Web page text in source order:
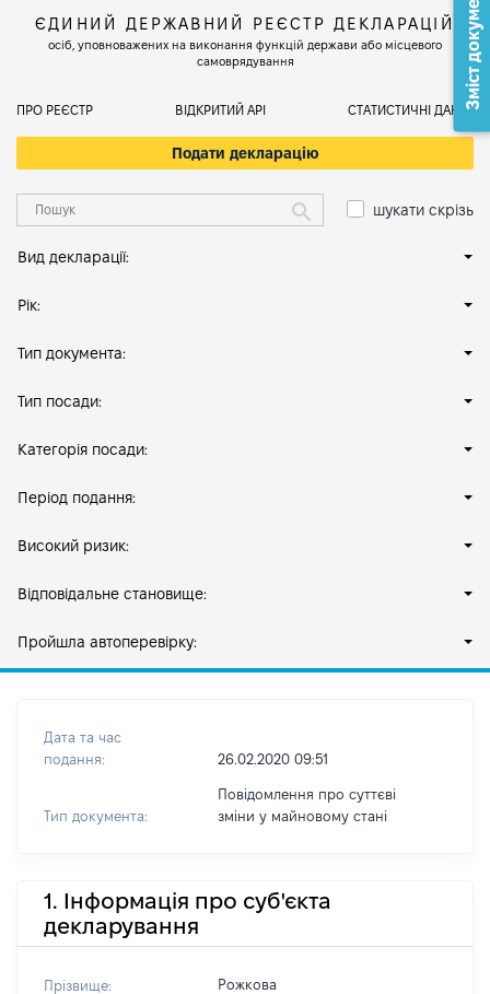
ЄДИНИЙ ДЕРЖАВНИЙ РЕЄСТР ДЕКЛАРАЦІЙ
осіб, уповноважених на виконання функцій держави або місцевого
самоврядування
ПРО РЕЄСТР ВІДКРИТИЙ АРІ СТАТИСТИЧНІ ДАНІ
Подати декларацію
шукати скрізь
Вид декларації:
Рік:
Тип документа:
Тип посади:
Категорія посади:
Період подання:
Високий ризик:
Відповідальне становище:
Пройшла автоперевірку:
Дата та час
подання:
26.02.2020 09:51
Тип документа:
Повідомлення про суттєві
зміни y майновому стані
1. Інформація про суб'єкта
декларування
Прізвище: Рожкова
Зміст документа